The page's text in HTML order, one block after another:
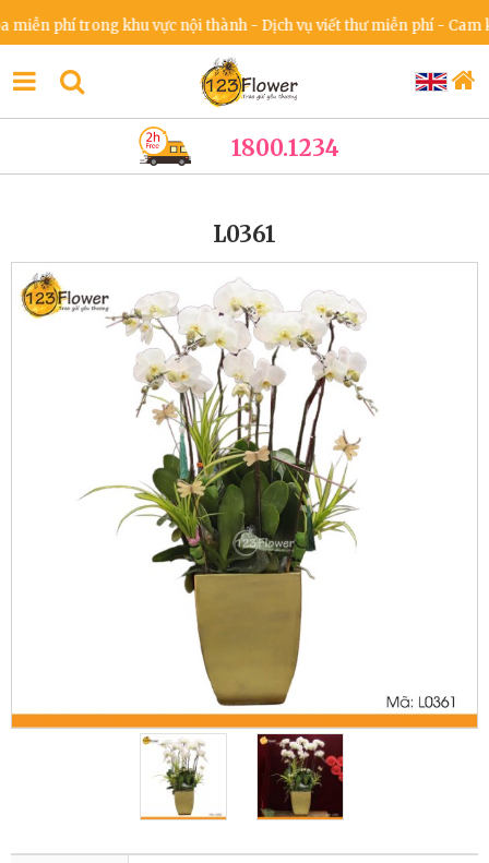
phí trong khu vực nội thành - Dịch vụ viết thư miễn phí - Cam
1800.1234
L0361